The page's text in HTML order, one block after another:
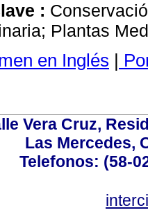
:
Plantas
en Inglés |
Vera Cruz,
Las Mercedes,
Telefonos: (58-